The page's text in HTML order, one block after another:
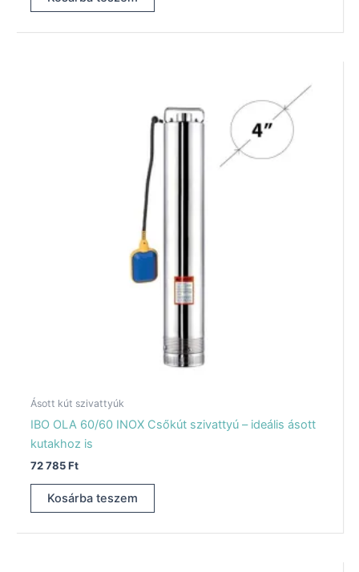
Ásott kút szivattyúk
IBO OLA 60/60 INOX Csőkút szivattyú – ideális ásott
kutakhoz is
72 785Ft
Kosárba teszem